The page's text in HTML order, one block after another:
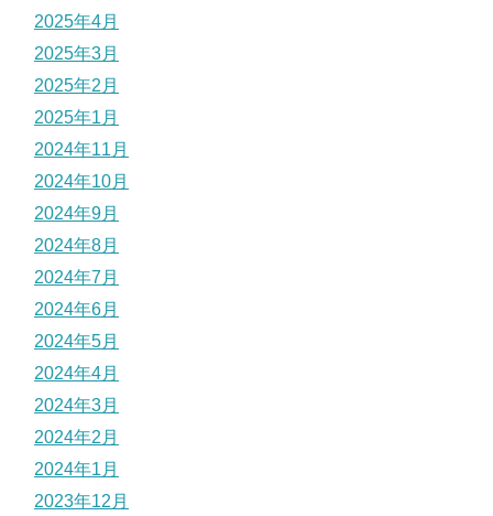
2025年4月
2025年3月
2025年2月
2025年1月
2024年11月
2024年10月
2024年9月
2024年8月
2024年7月
2024年6月
2024年5月
2024年4月
2024年3月
2024年2月
2024年1月
2023年12月